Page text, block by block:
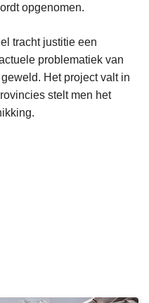
opgenomen.
tracht justitie een
problematiek van
Het project valt in
stelt men het